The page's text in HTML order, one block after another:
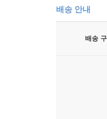
믿는지 이해하
_『로페어
베커는 실리
있다는 위험
_『롤링 스톤
기술 억만장
배송 안내
배송